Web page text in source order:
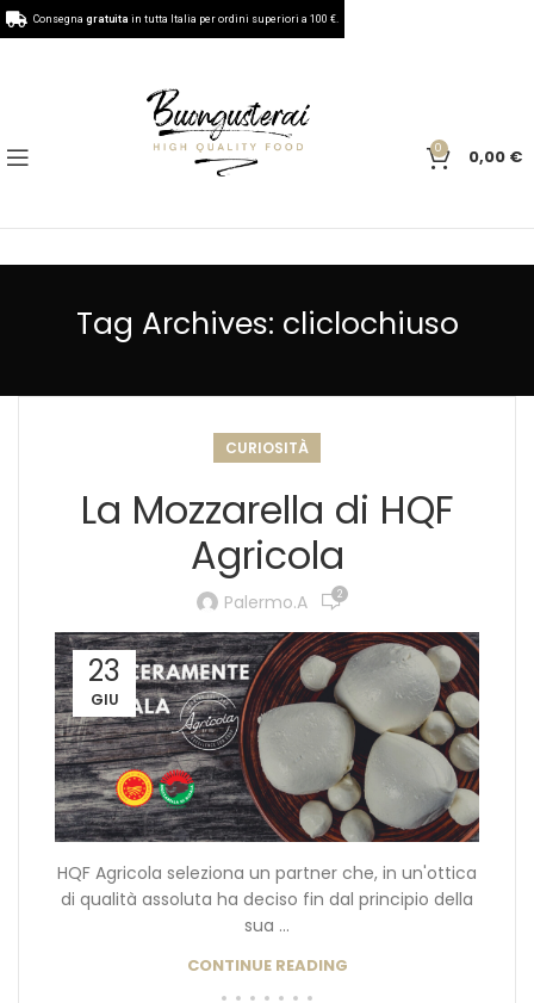
0 0,00 €
Tag Archives: cliclochiuso
CURIOSITÀ
La Mozzarella di HQF
Agricola
Palermo.a 2
23
GIU
HQF Agricola seleziona un partner che, in un'ottica
di qualità assoluta ha deciso fin dal principio della
sua ...
CONTINUE READING
Consegna gratuita in tutta Italia per ordini superiori a 100 €.